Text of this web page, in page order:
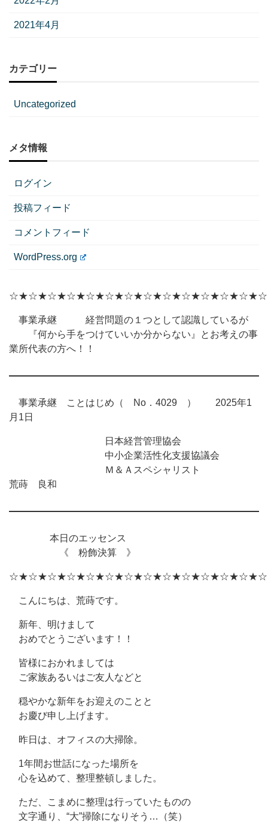
2021年4月
カテゴリー
Uncategorized
メタ情報
ログイン
投稿フィード
コメントフィード
WordPress.org
事業承継 経営問題の１つとして認識しているが
『何から手をつけていいか分からない』とお考えの事
業所代表の方へ！！
事業承継 ことはじめ（ No．4029 ） 2025年1
月1日
日本経営管理協会
中小企業活性化支援協議会
Ｍ＆Ａスペシャリスト
荒蒔 良和
本日のエッセンス
《 粉飾決算 》
こんにちは、荒蒔です。
新年、明けまして
おめでとうございます！！
皆様におかれましては
ご家族あるいはご友人などと
穏やかな新年をお迎えのことと
お慶び申し上げます。
昨日は、オフィスの大掃除。
1年間お世話になった場所を
心を込めて、整理整頓しました。
ただ、こまめに整理は行っていたものの
文字通り、“大”掃除になりそう…（笑）